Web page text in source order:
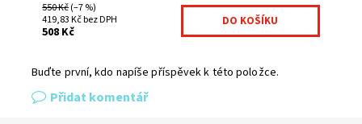
550 Kč(–7 %)
419,83 Kč bez DPH
508 Kč
Buďte první, kdo napíše příspěvek k této položce.
Přidat komentář